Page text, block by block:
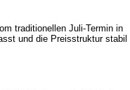
traditionellen Juli-Termin in
und die Preisstruktur stabil